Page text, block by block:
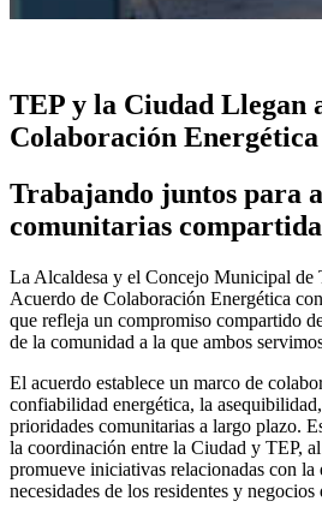
TEP y la Ciudad Llegan
Colaboración Energética
Trabajando juntos para
comunitarias
La Alcaldesa y el Concejo Municipal de
Acuerdo de Colaboración Energética
que refleja un compromiso compartido
de la comunidad a la que ambos
El acuerdo establece un marco de
confiabilidad energética, la
prioridades comunitarias a largo plazo.
la coordinación entre la Ciudad y TEP,
promueve iniciativas relacionadas con la
necesidades de los residentes y negocios